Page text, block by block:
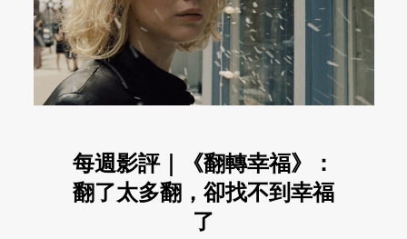
每週影評｜《翻轉幸福》：
翻了太多翻，卻找不到幸福
了